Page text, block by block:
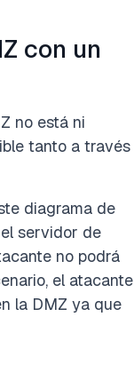
con un
no está ni
tanto a través
diagrama de
servidor de
no podrá
el atacante
la DMZ ya que